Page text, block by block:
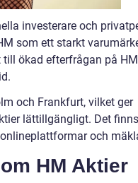
investerare och
som ett starkt
ökad efterfrågan på
och Frankfurt, vilket ger
lättillgängligt. Det
och
HM Aktier